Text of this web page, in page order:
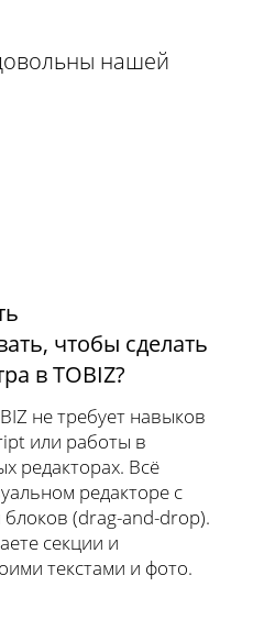
нашей
чтобы сделать
в TOBIZ?
не требует навыков
или работы в
редакторах. Всё
редакторе с
(drag-and-drop).
секции и
текстами и фото.